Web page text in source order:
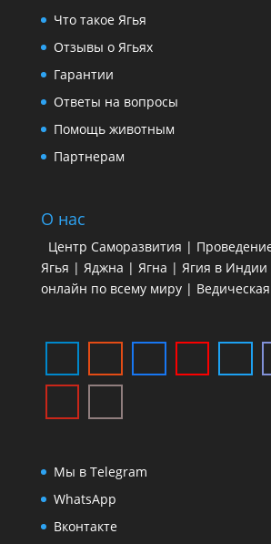
Что такое Ягья
Отзывы о Ягьях
Гарантии
Ответы на вопросы
Помощь животным
Партнерам
О нас
Центр Саморазвития |
Ягья | Яджна | Ягна | Ягия в Индии
онлайн по всему миру | Ведическая
Мы в Telegram
WhatsApp
Вконтакте